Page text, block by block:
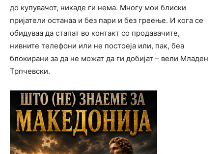
до купувачот, никаде ги нема. Многу мои блиски
пријатели останаа и без пари и без греење. И кога се
обидуваа да стапат во контакт со продавачите,
нивните телефони или не постоеја или, пак, беа
блокирани за да не можат да ги добијат – вели Младен
Трпчевски.